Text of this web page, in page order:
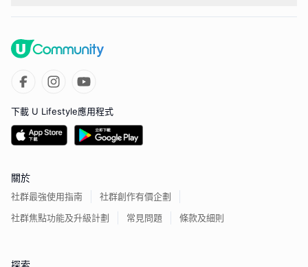
下載 U Lifestyle應用程式
關於
社群最強使用指南
社群創作有價企劃
社群焦點功能及升級計劃
常見問題 條款及細則